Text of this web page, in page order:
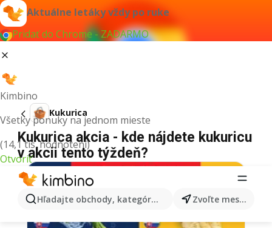
Aktuálne letáky vždy po ruke
Pridať do Chrome - ZADARMO
Kimbino
Všetky ponuky na jednom mieste
(14,1 tis. hodnotení)
Otvoriť
Hľadajte obchody, kategórie, produkty... Zvoľte mesto
Kukurica
Kukurica akcia - kde nájdete kukuricu
v akcii tento týždeň?